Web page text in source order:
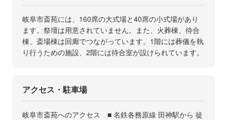
岐阜市斎苑には、160席の大式場と40席の小式場があり
ます。祭壇は用意されていません。また、火葬棟、待合
棟、斎場棟は回廊でつながっています。1階には葬儀を執
り行うための施設、2階には待合室が設けられています。
アクセス・駐車場
岐阜市斎苑へのアクセス ■ 名鉄各務原線 田神駅から 徒